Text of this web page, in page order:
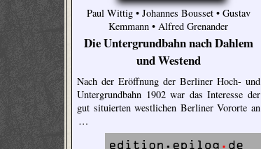
Paul Wittig • Johannes Bousset • Gustav
Kemmann • Alfred Grenander
Die Untergrundbahn nach Dahlem
und Westend
Nach der Eröffnung der Berliner Hoch- und
Untergrundbahn 1902 war das Interesse der
gut situierten westlichen Berliner Vororte an
…